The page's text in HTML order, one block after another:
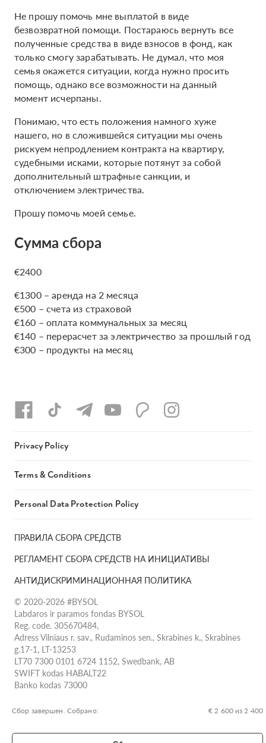
Не прошу помочь мне выплатой в виде
безвозвратной помощи. Постараюсь вернуть все
полученные средства в виде взносов в фонд, как
только смогу зарабатывать. Не думал, что моя
семья окажется ситуации, когда нужно просить
помощь, однако все возможности на данный
момент исчерпаны.
Понимаю, что есть положения намного хуже
нашего, но в сложившейся ситуации мы очень
рискуем непродлением контракта на квартиру,
судебными исками, которые потянут за собой
дополнительный штрафные санкции, и
отключением электричества.
Прошу помочь моей семье.
Сумма сбора
€2400
€1300 – аренда на 2 месяца
€500 – счета из страховой
€160 – оплата коммунальных за месяц
€140 – перерасчет за электричество за прошлый год
€300 – продукты на месяц
Сбор завершен. Собрано: € 2 600 из 2 400
ПРАВИЛА СБОРА СРЕДСТВ
РЕГЛАМЕНТ СБОРА СРЕДСТВ НА ИНИЦИАТИВЫ
АНТИДИСКРИМИНАЦИОННАЯ ПОЛИТИКА
© 2020-2026 #BYSOL
Labdaros ir paramos fondas BYSOL
Reg. code. 305670484,
Adress Vilniaus r. sav., Rudaminos sen., Skrabinės k., Skrabinės
g.17-1, LT-13253
LT70 7300 0101 6724 1152, Swedbank, AB
SWIFT kodas HABALT22
Banko kodas 73000
Privacy Policy
Terms & Conditions
Personal Data Protection Policy